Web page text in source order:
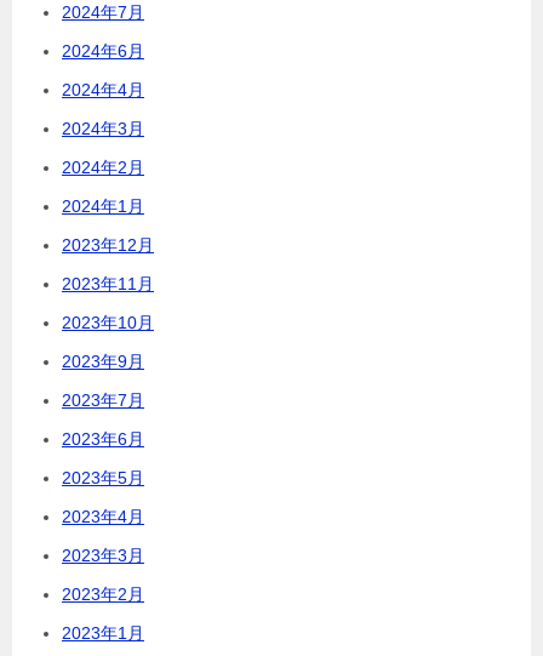
2024年7月
2024年6月
2024年4月
2024年3月
2024年2月
2024年1月
2023年12月
2023年11月
2023年10月
2023年9月
2023年7月
2023年6月
2023年5月
2023年4月
2023年3月
2023年2月
2023年1月